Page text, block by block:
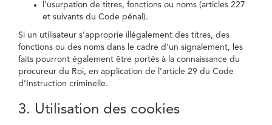
l’usurpation de titres, fonctions ou noms (articles 227
et suivants du Code pénal).
Si un utilisateur s’approprie illégalement des titres, des
fonctions ou des noms dans le cadre d’un signalement, les
faits pourront également être portés à la connaissance du
procureur du Roi, en application de l’article 29 du Code
d’Instruction criminelle.
3. Utilisation des cookies